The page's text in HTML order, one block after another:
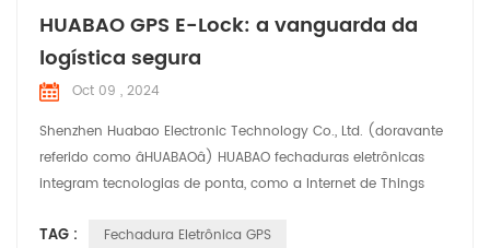
HUABAO GPS E-Lock: a vanguarda da
logística segura
Oct 09 , 2024
Shenzhen Huabao Electronic Technology Co., Ltd. (doravante
referido como âHUABAOâ) HUABAO fechaduras eletrônicas
integram tecnologias de ponta, como a Internet de Things
segurança abrangente Soluções para a indústria de logística.
TAG :
Fechadura Eletrônica GPS